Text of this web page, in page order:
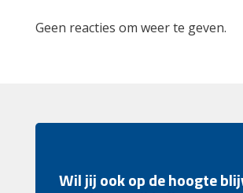
Geen reacties om weer te geven.
Wil jij ook op de hoogte